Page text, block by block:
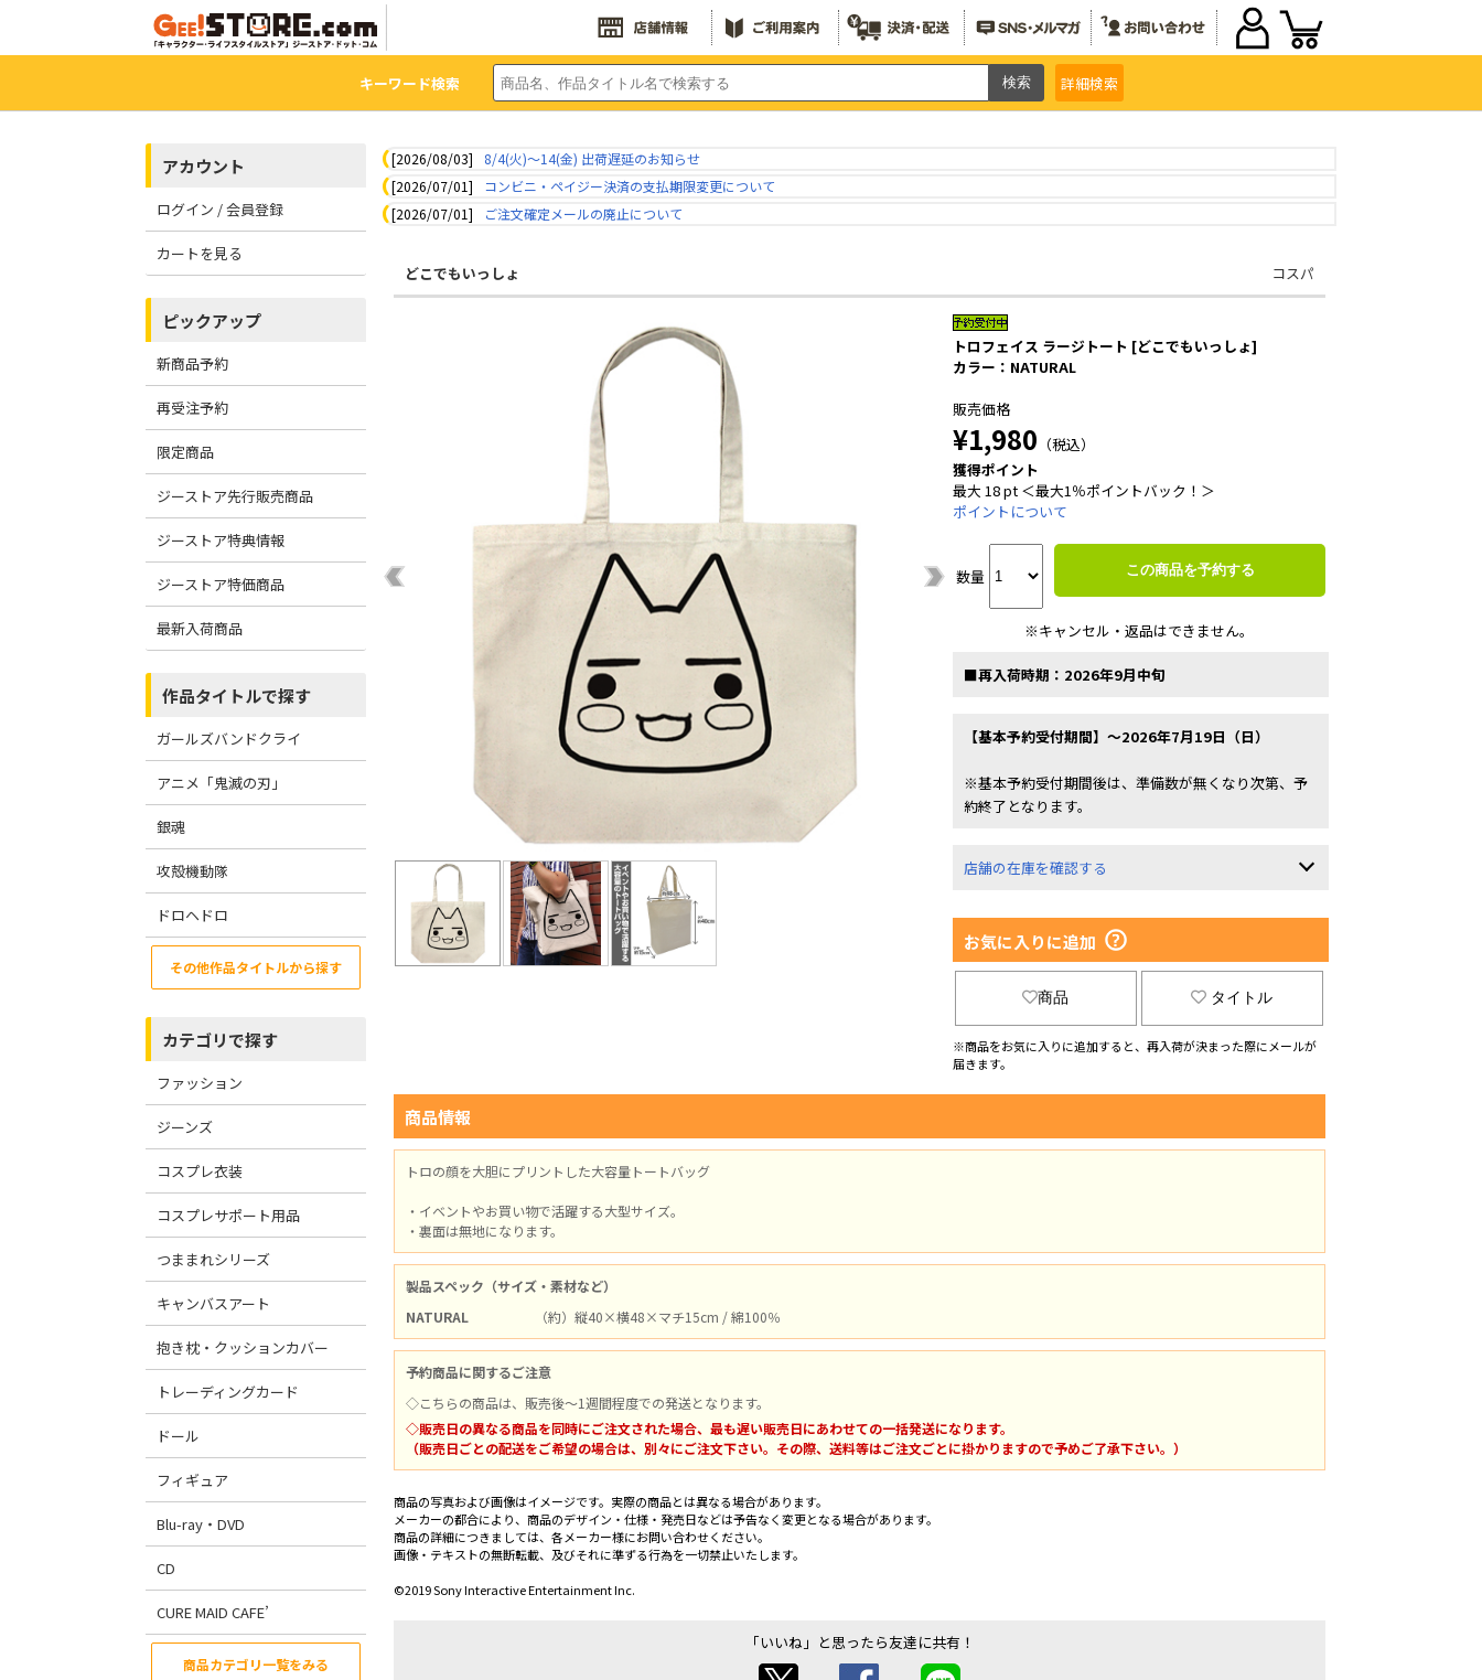
キーワード検索 詳細検索
アカウント
ログイン / 会員登録
カートを見る
ピックアップ
新商品予約
再受注予約
限定商品
ジーストア先行販売商品
ジーストア特典情報
ジーストア特価商品
最新入荷商品
作品タイトルで探す
ガールズバンドクライ
アニメ「鬼滅の刃」
銀魂
攻殻機動隊
ドロヘドロ
その他作品タイトルから探す
カテゴリで探す
ファッション
ジーンズ
コスプレ衣装
コスプレサポート用品
つままれシリーズ
キャンバスアート
抱き枕・クッションカバー
トレーディングカード
ドール
フィギュア
Blu-ray・DVD
CD
CURE MAID CAFE’
商品カテゴリ一覧をみる
[2026/08/03]
8/4(火)～14(金) 出荷遅延のお知らせ
[2026/07/01]
コンビニ・ペイジー決済の支払期限変更について
[2026/07/01]
ご注文確定メールの廃止について
どこでもいっしょ コスパ
トロフェイス ラージトート [どこでもいっしょ]
カラー：NATURAL
販売価格
¥1,980 （税込）
獲得ポイント
最大 18 pt ＜最大1％ポイントバック！＞
ポイントについて
数量 この商品を予約する
※キャンセル・返品はできません。
■再入荷時期：2026年9月中旬
【基本予約受付期間】～2026年7月19日（日）
※基本予約受付期間後は、準備数が無くなり次第、予
約終了となります。
店舗の在庫を確認する
お気に入りに追加
商品 タイトル
※商品をお気に入りに追加すると、再入荷が決まった際にメールが
届きます。
商品情報
トロの顔を大胆にプリントした大容量トートバッグ
・イベントやお買い物で活躍する大型サイズ。
・裏面は無地になります。
製品スペック（サイズ・素材など）
NATURAL
（約）縦40×横48×マチ15cm / 綿100％
予約商品に関するご注意
◇こちらの商品は、販売後～1週間程度での発送となります。
◇販売日の異なる商品を同時にご注文された場合、最も遅い販売日にあわせての一括発送になります。
（販売日ごとの配送をご希望の場合は、別々にご注文下さい。その際、送料等はご注文ごとに掛かりますので予めご了承下さい。）
商品の写真および画像はイメージです。実際の商品とは異なる場合があります。
メーカーの都合により、商品のデザイン・仕様・発売日などは予告なく変更となる場合があります。
商品の詳細につきましては、各メーカー様にお問い合わせください。
画像・テキストの無断転載、及びそれに準ずる行為を一切禁止いたします。
©2019 Sony Interactive Entertainment Inc.
「いいね」と思ったら友達に共有！